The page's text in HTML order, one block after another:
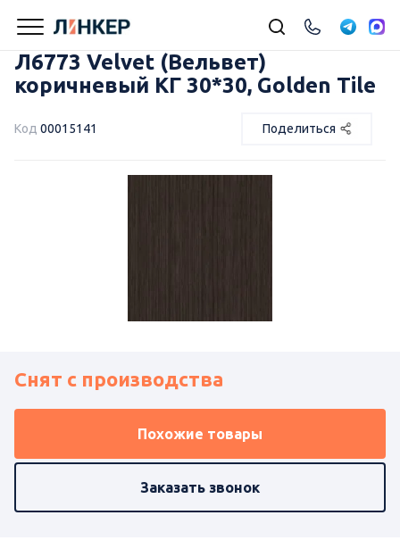
Л6773 Velvet (Вельвет)
коричневый КГ 30*30, Golden Tile
Код 00015141 Поделиться
Снят с производства
Похожие товары
Заказать звонок